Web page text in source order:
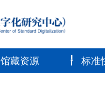
馆藏资源 标准